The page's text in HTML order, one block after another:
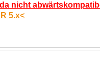
nicht
5.x<